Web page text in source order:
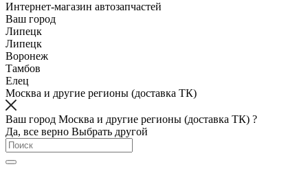
Интернет-магазин автозапчастей
Ваш город
Липецк
Липецк
Воронеж
Тамбов
Елец
Москва и другие регионы (доставка ТК)
Ваш город Москва и другие регионы (доставка ТК) ?
Да, все верно Выбрать другой